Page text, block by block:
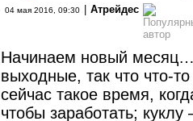
04 мая 2016, 09:30 | Атрейдес
Начинаем новый
выходные, так что что-
сейчас такое время,
чтобы заработать;